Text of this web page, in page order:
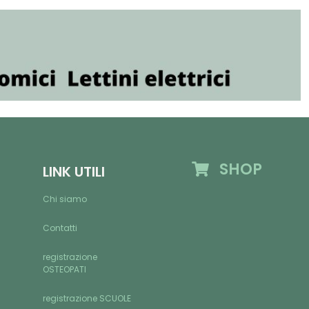
LINK UTILI
Chi siamo
Contatti
registrazione
OSTEOPATI
registrazione SCUOLE
SHOP